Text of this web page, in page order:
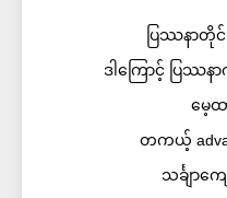
ပြဿနာတို
ဒါကြောင့် ပြဿန
မေ့
တကယ့်
သင်္ချာက